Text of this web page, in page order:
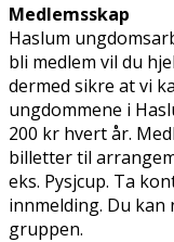
Medlemsskap
Haslum
bli medlem vil du
dermed sikre at vi
ungdommene i
200 kr hvert år.
billetter til
eks. Pysjcup. Ta
innmelding. Du kan
gruppen.